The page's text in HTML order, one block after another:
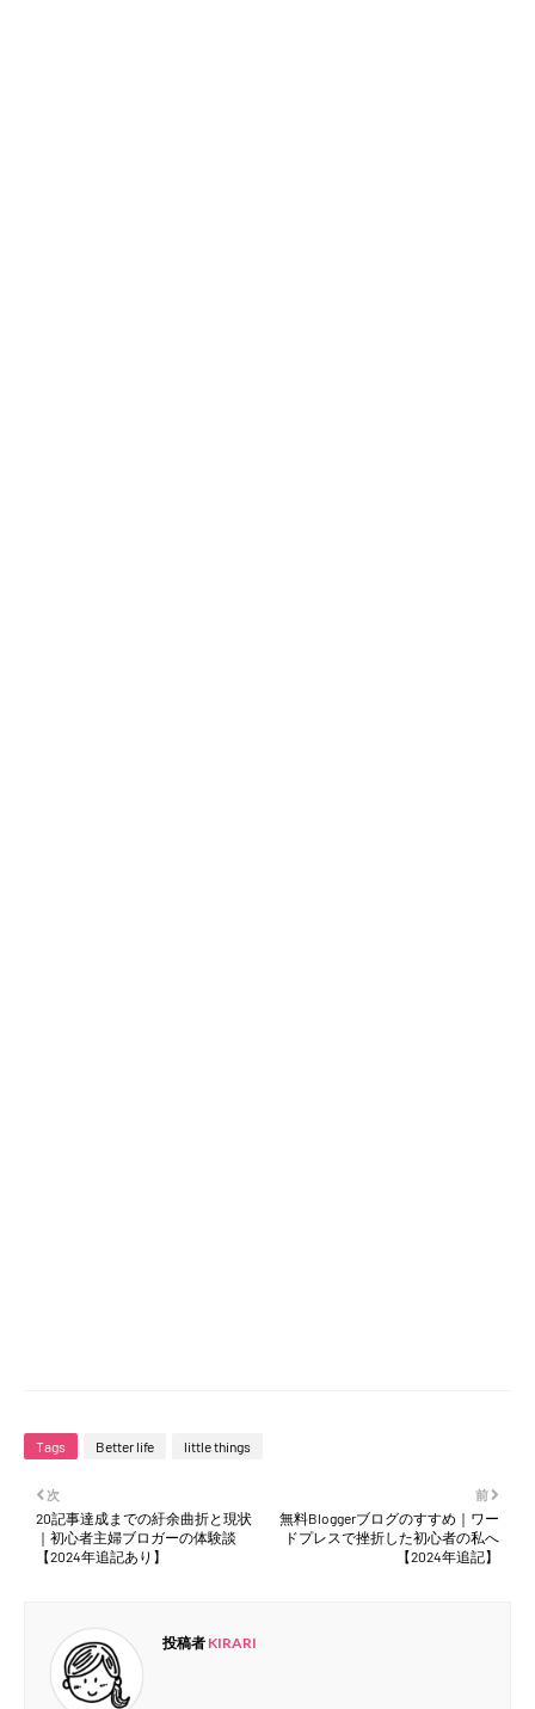
Tags Better life little things
前
無料Bloggerブログのすすめ｜ワー
ドプレスで挫折した初心者の私へ
【2024年追記】
次
20記事達成までの紆余曲折と現状
｜初心者主婦ブロガーの体験談
【2024年追記あり】
投稿者 KIRARI